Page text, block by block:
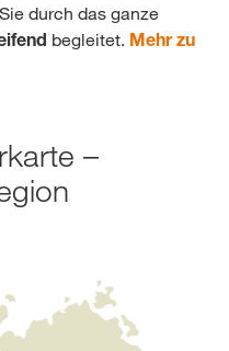
durch das ganze
begleitet. Mehr zu
–